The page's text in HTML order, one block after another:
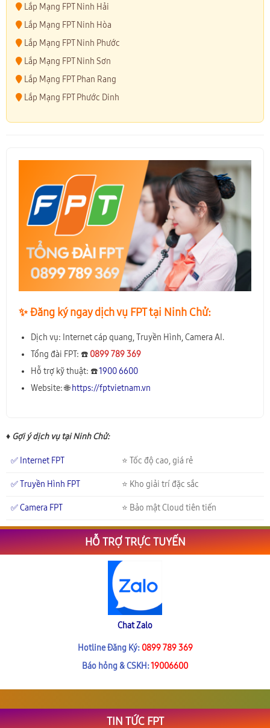
Lắp Mạng FPT Ninh Hải
Lắp Mạng FPT Ninh Hòa
Lắp Mạng FPT Ninh Phước
Lắp Mạng FPT Ninh Sơn
Lắp Mạng FPT Phan Rang
Lắp Mạng FPT Phước Dinh
✨️ Đăng ký ngay dịch vụ FPT tại Ninh Chử:
Dịch vụ: Internet cáp quang, Truyền Hình, Camera AI.
Tổng đài FPT: ☎️ 0899 789 369
Hỗ trợ kỹ thuật: ☎️1900 6600
Website: 🌐https://fptvietnam.vn
♦ Gợi ý dịch vụ tại Ninh Chử:
✅ Internet FPT ⭐ Tốc độ cao, giá rẻ
✅ Truyền Hình FPT ⭐ Kho giải trí đặc sắc
✅ Camera FPT ⭐ Bảo mật Cloud tiên tiến
HỖ TRỢ TRỰC TUYẾN
Chat Zalo
Hotline Đăng Ký: 0899 789 369
Báo hỏng & CSKH:19006600
TIN TỨC FPT